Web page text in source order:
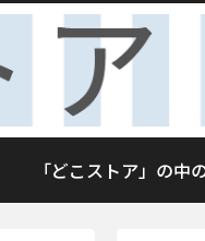
「どこストア」の中